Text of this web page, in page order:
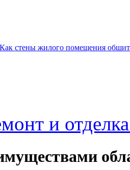
Как стены жилого помещения
и